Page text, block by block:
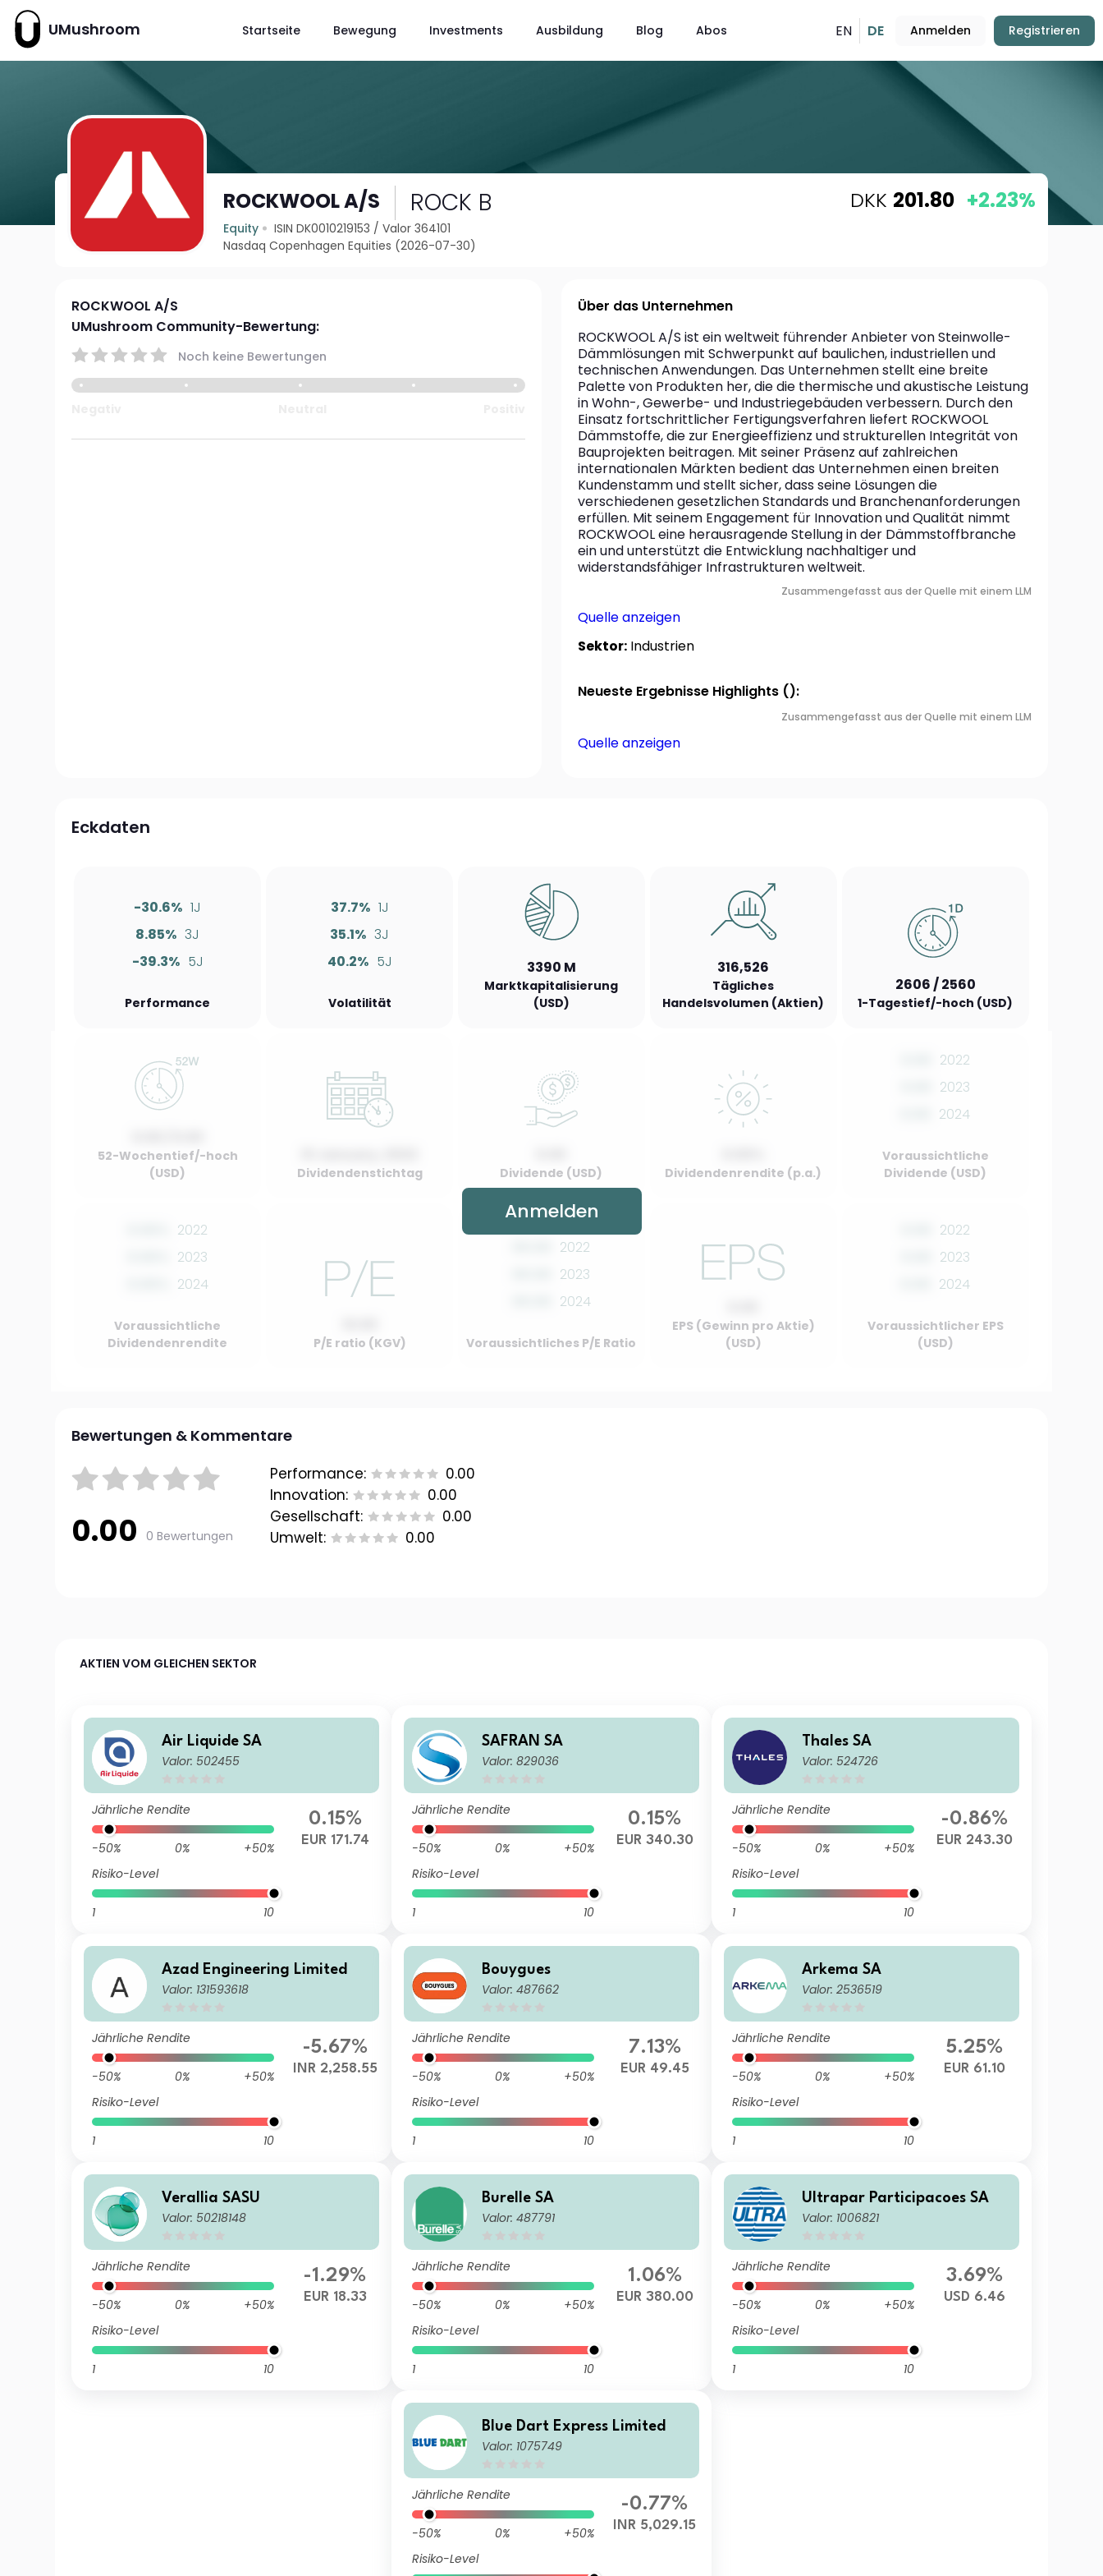
UMushroom Startseite Bewegung Investments Ausbildung Blog Abos EN DE Anmelden Registrieren
ROCKWOOL A/S ROCK B
Equity ISIN DK0010219153 /Valor 364101
Nasdaq Copenhagen Equities (2026-07-30)
DKK 201.80 +2.23%
ROCKWOOL A/S
UMushroom Community-Bewertung:
Noch keine Bewertungen
Über das Unternehmen
ROCKWOOL A/S ist ein weltweit führender Anbieter von Steinwolle-
Dämmlösungen mit Schwerpunkt auf baulichen, industriellen und
technischen Anwendungen. Das Unternehmen stellt eine breite
Palette von Produkten her, die die thermische und akustische Leistung
in Wohn-, Gewerbe- und Industriegebäuden verbessern. Durch den
Einsatz fortschrittlicher Fertigungsverfahren liefert ROCKWOOL
Dämmstoffe, die zur Energieeffizienz und strukturellen Integrität von
Bauprojekten beitragen. Mit seiner Präsenz auf zahlreichen
internationalen Märkten bedient das Unternehmen einen breiten
Kundenstamm und stellt sicher, dass seine Lösungen die
verschiedenen gesetzlichen Standards und Branchenanforderungen
erfüllen. Mit seinem Engagement für Innovation und Qualität nimmt
ROCKWOOL eine herausragende Stellung in der Dämmstoffbranche
ein und unterstützt die Entwicklung nachhaltiger und
widerstandsfähiger Infrastrukturen weltweit.
Zusammengefasst aus der Quelle mit einem LLM
Quelle anzeigen
Sektor: Industrien
Neueste Ergebnisse Highlights ():
Zusammengefasst aus der Quelle mit einem LLM
Quelle anzeigen
Eckdaten
-30.6% 1J
8.85% 3J
-39.3% 5J
Performance
37.7% 1J
35.1% 3J
40.2% 5J
Volatilität
3390 M
Marktkapitalisierung
(USD)
316,526
Tägliches
Handelsvolumen (Aktien)
2606 / 2560
1-Tagestief/-hoch (USD)
52-Wochentief/-hoch
(USD)
Dividendenstichtag Dividende (USD) Dividendenrendite (p.a.)
2022
2023
2024
Voraussichtliche
Dividende (USD)
2022
2023
2024
Voraussichtliche
Dividendenrendite
P/E ratio (KGV)
2022
2023
2024
Voraussichtliches P/E Ratio
EPS (Gewinn pro Aktie)
(USD)
2022
2023
2024
Voraussichtlicher EPS
(USD)
Anmelden
Bewertungen & Kommentare
0.00 0 Bewertungen
Performance:
0.00
Innovation:
0.00
Gesellschaft:
0.00
Umwelt:
0.00
AKTIEN VOM GLEICHEN SEKTOR
Air Liquide SA
Valor: 502455
Jährliche Rendite
-50% 0%
+50%
Risiko-Level
1 10
0.15%
EUR 171.74
SAFRAN SA
Valor: 829036
Jährliche Rendite
-50% 0%
+50%
Risiko-Level
1 10
0.15%
EUR 340.30
Thales SA
Valor: 524726
Jährliche Rendite
-50% 0%
+50%
Risiko-Level
1 10
-0.86%
EUR 243.30
Azad Engineering Limited
Valor: 131593618
Jährliche Rendite
-50% 0%
+50%
Risiko-Level
1 10
-5.67%
INR 2,258.55
Bouygues
Valor: 487662
Jährliche Rendite
-50% 0%
+50%
Risiko-Level
1 10
7.13%
EUR 49.45
Arkema SA
Valor: 2536519
Jährliche Rendite
-50% 0%
+50%
Risiko-Level
1 10
5.25%
EUR 61.10
Verallia SASU
Valor: 50218148
Jährliche Rendite
-50% 0%
+50%
Risiko-Level
1 10
-1.29%
EUR 18.33
Burelle SA
Valor: 487791
Jährliche Rendite
-50% 0%
+50%
Risiko-Level
1 10
1.06%
EUR 380.00
Ultrapar Participacoes SA
Valor: 1006821
Jährliche Rendite
-50% 0%
+50%
Risiko-Level
1 10
3.69%
USD 6.46
Blue Dart Express Limited
Valor: 1075749
Jährliche Rendite
-50% 0%
+50%
Risiko-Level
-0.77%
INR 5,029.15